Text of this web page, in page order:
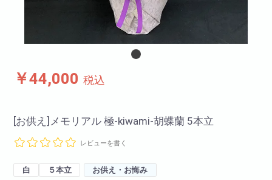
￥44,000 税込
[お供え]メモリアル 極-kiwami-胡蝶蘭 5本立
レビューを書く
白 ５本立 お供え・お悔み